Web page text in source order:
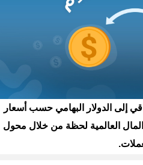
إلى الدولار البهامي حسب أسعار
العالمية لحظة من خلال محول